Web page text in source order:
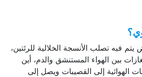
فيه تصلب الأنسجة الخلالية للرئتين،
بين الهواء المستنشق والدم، أين
الهوائية إلى القصيبات ويصل إلى